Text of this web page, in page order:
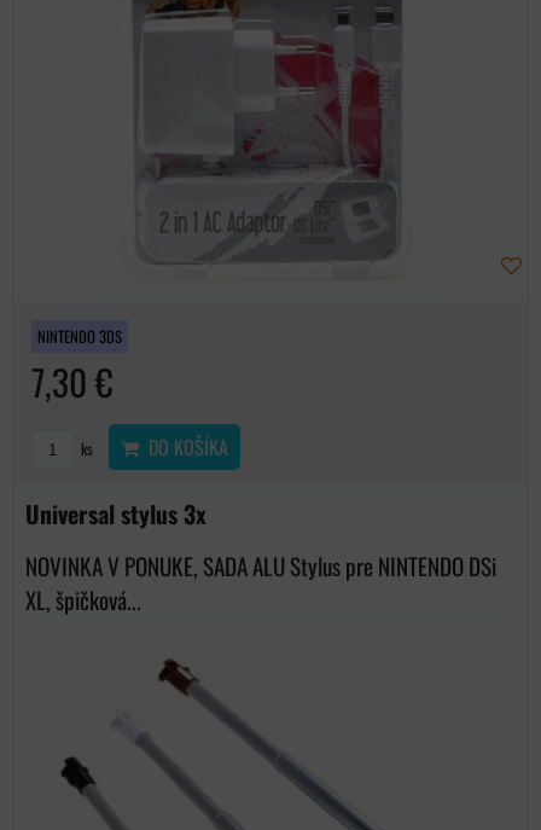
NINTENDO 3DS
7,30 €
ks DO KOŠÍKA
Universal stylus 3x
NOVINKA V PONUKE, SADA ALU Stylus pre NINTENDO DSi
XL, špičková...